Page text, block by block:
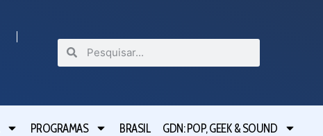
PROGRAMAS BRASIL GDN: POP, GEEK & SOUND